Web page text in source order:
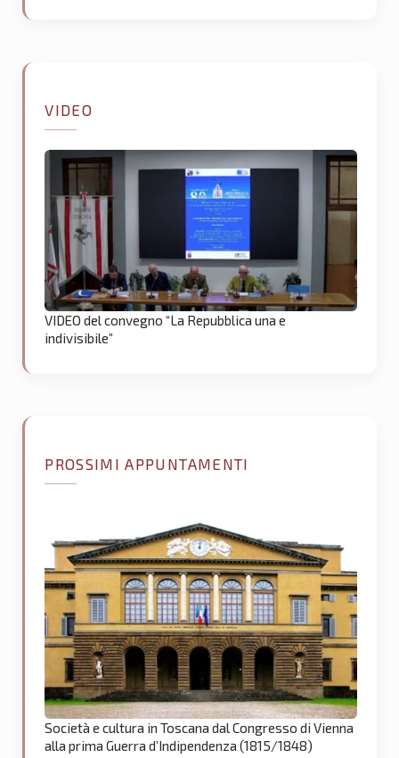
VIDEO
VIDEO del convegno “La Repubblica una e
indivisibile”
PROSSIMI APPUNTAMENTI
Società e cultura in Toscana dal Congresso di Vienna
alla prima Guerra d’Indipendenza (1815/1848)